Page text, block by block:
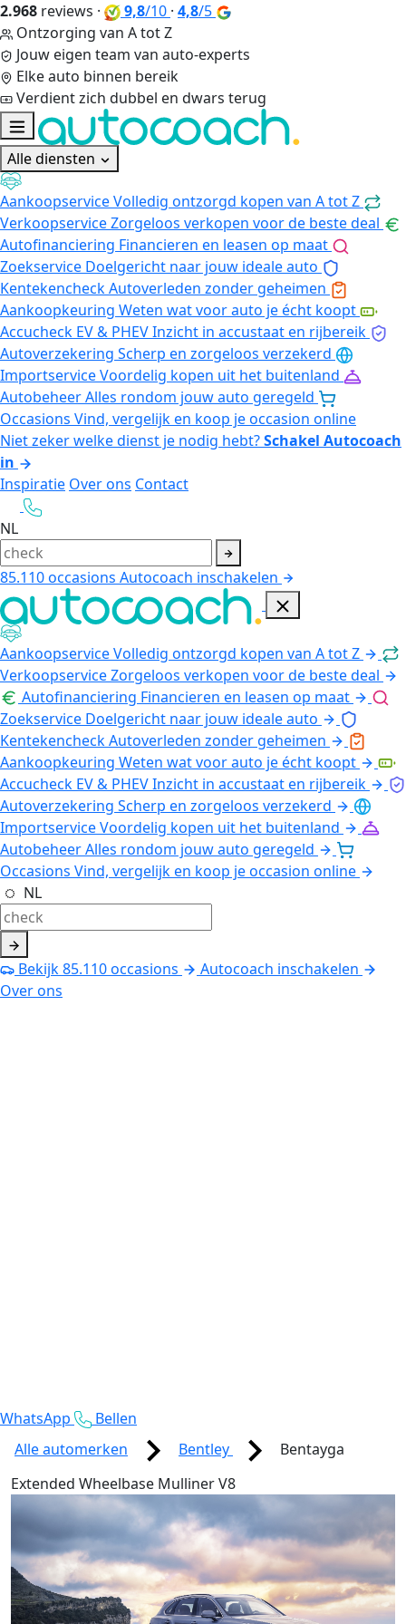
2.968 reviews · 9,8/10 · 4,8/5
Ontzorging van A tot Z
Jouw eigen team van auto-experts
Elke auto binnen bereik
Verdient zich dubbel en dwars terug
Alle diensten
AankoopserviceVolledig ontzorgd kopen van A tot Z
VerkoopserviceZorgeloos verkopen voor de beste deal
Autofinanciering Financieren en leasen op maat
Zoekservice Doelgericht naar jouw ideale auto
KentekencheckAutoverleden zonder geheimen
Aankoopkeuring Weten wat voor auto je écht koopt
Accucheck EV & PHEVInzicht in accustaat en rijbereik
Autoverzekering Scherp en zorgeloos verzekerd
ImportserviceVoordelig kopen uit het buitenland
AutobeheerAlles rondom jouw auto geregeld
Occasions Vind, vergelijk en koop je occasion online
Niet zeker welke dienst je nodig hebt?Schakel Autocoach
in
Inspiratie Over ons Contact
NL
85.110occasions Autocoach inschakelen
AankoopserviceVolledig ontzorgd kopen van A tot Z
VerkoopserviceZorgeloos verkopen voor de beste deal
Autofinanciering Financieren en leasen op maat
Zoekservice Doelgericht naar jouw ideale auto
KentekencheckAutoverleden zonder geheimen
Aankoopkeuring Weten wat voor auto je écht koopt
Accucheck EV & PHEVInzicht in accustaat en rijbereik
Autoverzekering Scherp en zorgeloos verzekerd
ImportserviceVoordelig kopen uit het buitenland
AutobeheerAlles rondom jouw auto geregeld
Occasions Vind, vergelijk en koop je occasion online
NL
Bekijk85.110occasions
Autocoach inschakelen
Over ons
WhatsApp
Bellen
Alle automerken
Bentley
Bentayga
Extended Wheelbase Mulliner V8